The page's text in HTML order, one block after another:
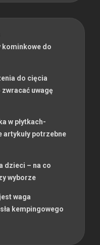
kominkowe do
do cięcia
uwagę
w płytkach-
artykuły potrzebne
dzieci – na co
wyborze
waga
kempingowego